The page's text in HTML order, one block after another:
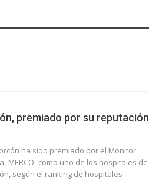
premiado por su reputación
ha sido premiado por el Monitor
MERCO- como uno de los hospitales de
según el ranking de hospitales